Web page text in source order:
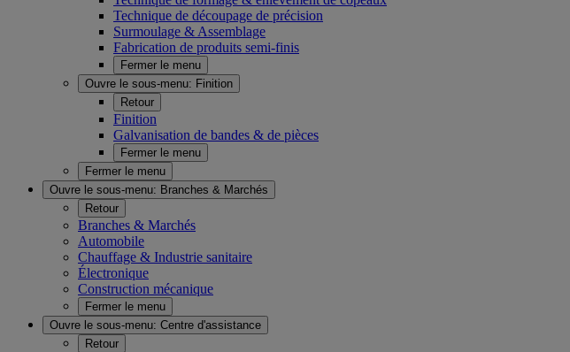
Technique de découpage de précision
Surmoulage & Assemblage
Fabrication de produits semi-finis
Fermer le menu
Ouvre le sous-menu: Finition
Retour
Finition
Galvanisation de bandes & de pièces
Fermer le menu
Fermer le menu
Ouvre le sous-menu: Branches & Marchés
Retour
Branches & Marchés
Automobile
Chauffage & Industrie sanitaire
Électronique
Construction mécanique
Fermer le menu
Ouvre le sous-menu: Centre d'assistance
Retour